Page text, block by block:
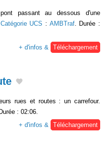
passant au dessous d'une
Catégorie UCS : AMBTraf. Durée :
+ d'infos & Téléchargement
rues et routes : un carrefour.
Durée : 02:06.
+ d'infos &
Téléchargement